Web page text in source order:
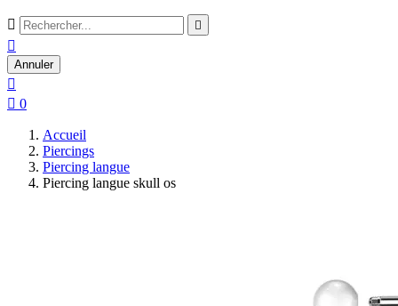
 

Annuler

 0
Accueil
Piercings
Piercing langue
Piercing langue skull os